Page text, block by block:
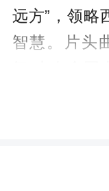
远方”，领略
智慧。片头
舞”也在全
环卫工人及
推出“飞往